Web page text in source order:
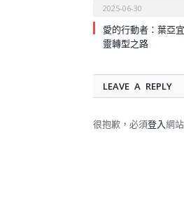
2025-06-30
愛的行動者：葉亞
靈轉型之路
LEAVE A REPLY
很抱歉，必須登入網